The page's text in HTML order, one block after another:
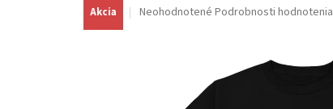
Akcia
Priemerné
Neohodnotené Podrobnosti hodnotenia